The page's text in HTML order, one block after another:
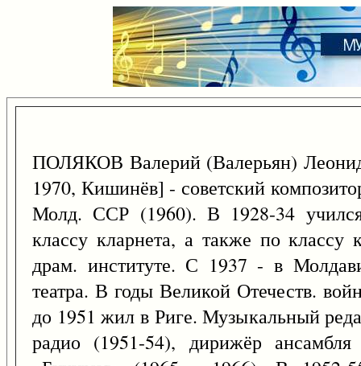
ПОЛЯКОВ Валерий (Валерьян)
1970, Кишинёв] - советский
Молд. ССР (1960). В 1928-34
классу кларнета, а также по классу
драм. институте. С 1937 - в
театра. В годы Великой Отечеств.
до 1951 жил в Риге. Музыкальный
радио (1951-54), дирижёр